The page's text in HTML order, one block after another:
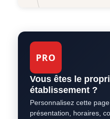
PRO
Vous êtes le
établissement ?
Personnalisez cette
présentation, horaires,